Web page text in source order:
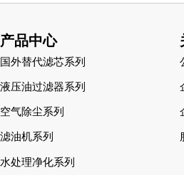
产品中心
国外替代滤芯系列
液压油过滤器系列
空气除尘系列
滤油机系列
水处理净化系列